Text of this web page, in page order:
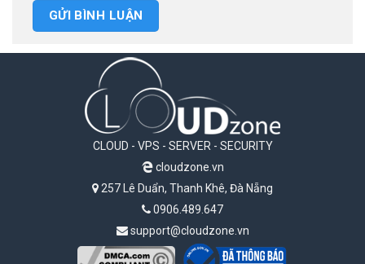
CLOUD - VPS - SERVER - SECURITY
cloudzone.vn
257 Lê Duẩn, Thanh Khê, Đà Nẵng
0906.489.647
support@cloudzone.vn